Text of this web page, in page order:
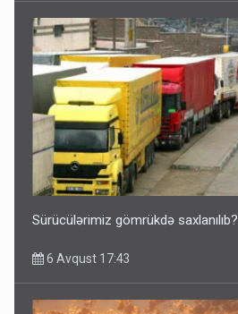
Sürücülərimiz gömrükdə
6 Avqust 17:43